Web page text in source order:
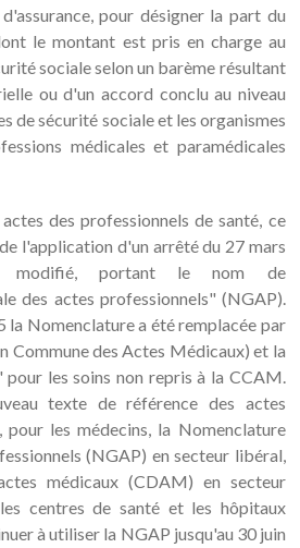
pour désigner la part du
le montant est pris en charge au
sociale selon un barème résultant
ou d'un accord conclu au niveau
de sécurité sociale et les organismes
médicales et paramédicales
des professionnels de santé, ce
l'application d'un arrêté du 27 mars
modifié, portant le nom de
des actes professionnels" (NGAP).
la Nomenclature a été remplacée par
Commune des Actes Médicaux) et la
les soins non repris à la CCAM.
texte de référence des actes
pour les médecins, la Nomenclature
(NGAP) en secteur libéral,
médicaux (CDAM) en secteur
centres de santé et les hôpitaux
à utiliser la NGAP jusqu'au 30 juin